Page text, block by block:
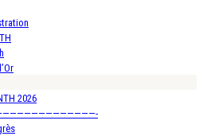
2026